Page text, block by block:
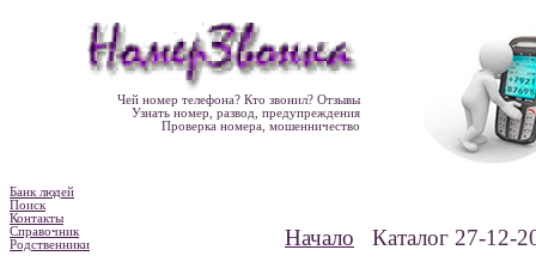
Чей номер телефона? Кто звонил? Отзывы
Узнать номер, развод, предупреждения
Проверка номера, мошенничество
Банк людей
Поиск
Контакты
Справочник
Родственники
Начало Каталог 27-